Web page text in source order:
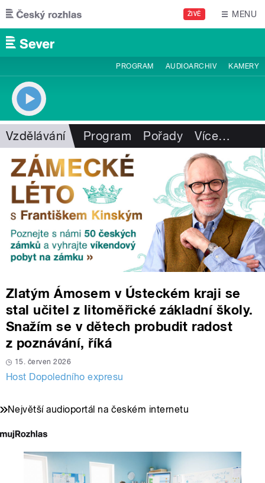
Přejít k hlavnímu obsahu
ŽIVĚ MENU
PROGRAM AUDIOARCHIV KAMERY
Vzdělávání Program Pořady Více…
Zlatým Ámosem v Ústeckém kraji se
stal učitel z litoměřické základní školy.
Snažím se v dětech probudit radost
z poznávání, říká
15. červen 2026
Host Dopoledního expresu
Největší audioportál na českém internetu